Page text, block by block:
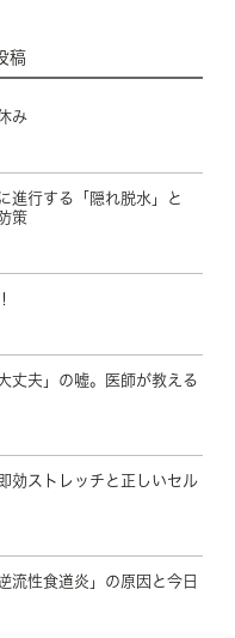
稿
み
進行する「隠れ脱水」と
策
丈夫」の嘘。医師が教える
効ストレッチと正しいセル
流性食道炎」の原因と今日